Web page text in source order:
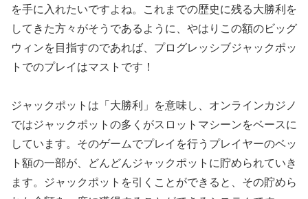
を手に入れたいですよね。これまでの歴史に残る大勝利を
してきた方々がそうであるように、やはりこの額のビッグ
ウィンを目指すのであれば、プログレッシブジャックポッ
トでのプレイはマストです！
ジャックポットは「大勝利」を意味し、オンラインカジノ
ではジャックポットの多くがスロットマシーンをベースに
しています。そのゲームでプレイを行うプレイヤーのベッ
ト額の一部が、どんどんジャックポットに貯められていき
ます。ジャックポットを引くことができると、その貯めら